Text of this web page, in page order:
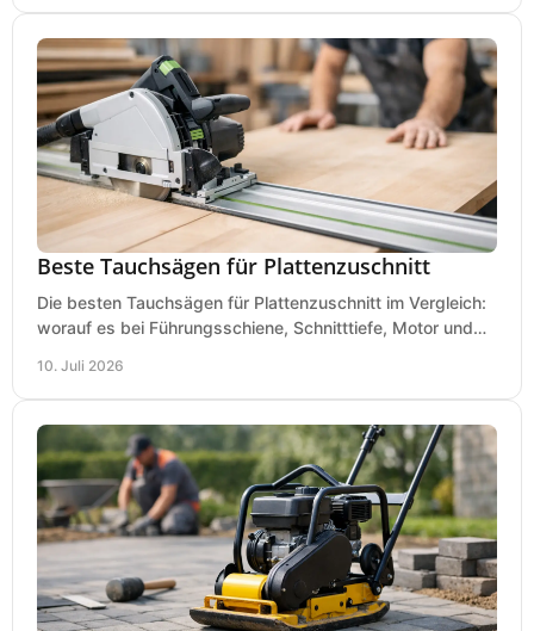
Beste Tauchsägen für Plattenzuschnitt
Die besten Tauchsägen für Plattenzuschnitt im Vergleich:
worauf es bei Führungsschiene, Schnitttiefe, Motor und
10. Juli 2026